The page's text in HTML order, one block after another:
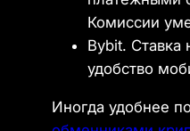
Комиссии
Bybit. Ставка
удобство
Иногда удобнее